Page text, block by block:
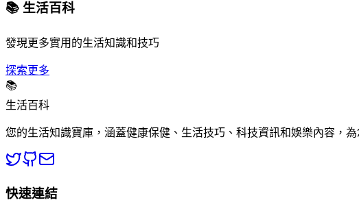
📚 生活百科
發現更多實用的生活知識和技巧
探索更多
📚
生活百科
您的生活知識寶庫，涵蓋健康保健、生活技巧、科技資訊和娛樂內容，
快速連結